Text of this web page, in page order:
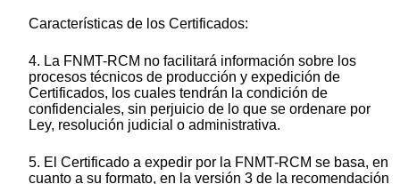
Características de los Certificados:
4. La FNMT-RCM no facilitará información sobre los
procesos técnicos de producción y expedición de
Certificados, los cuales tendrán la condición de
confidenciales, sin perjuicio de lo que se ordenare por
Ley, resolución judicial o administrativa.
5. El Certificado a expedir por la FNMT-RCM se basa, en
cuanto a su formato, en la versión 3 de la recomendación